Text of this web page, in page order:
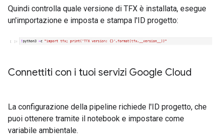
Quindi controlla quale versione di TFX è installata, esegue
un'importazione e imposta e stampa l'ID progetto:
Connettiti con i tuoi servizi Google Cloud
La configurazione della pipeline richiede l'ID progetto, che
puoi ottenere tramite il notebook e impostare come
variabile ambientale.